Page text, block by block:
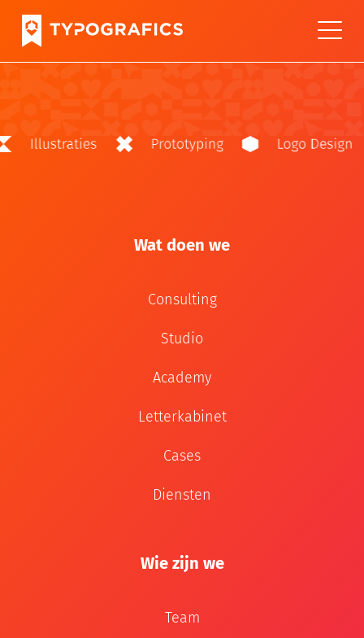
Wat doen we
Consulting
Studio
Academy
Letterkabinet
Cases
Diensten
Wie zijn we
Team